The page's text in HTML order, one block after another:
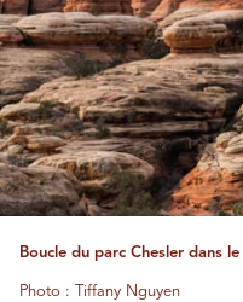
Boucle du parc Chesler dans
Photo : Tiffany Nguyen